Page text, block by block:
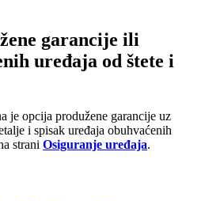
garancije ili
uređaja od štete i
je opcija produžene garancije uz
i spisak uređaja obuhvaćenih
strani Osiguranje uređaja.